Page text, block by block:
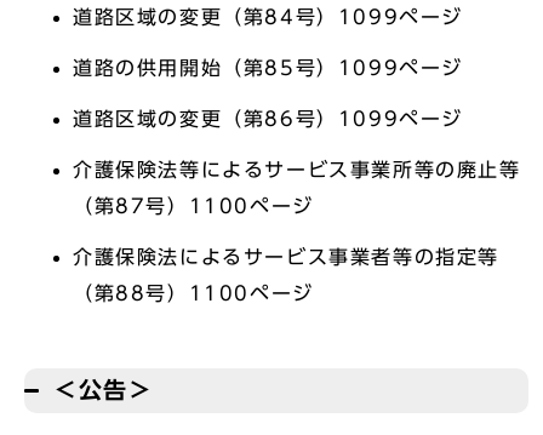
道路区域の変更（第84号）1099ページ
道路の供用開始（第85号）1099ページ
道路区域の変更（第86号）1099ページ
介護保険法等によるサービス事業所等の廃止等
（第87号）1100ページ
介護保険法によるサービス事業者等の指定等
（第88号）1100ページ
＜公告＞